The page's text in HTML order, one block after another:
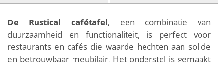
De Rustical cafétafel, een combinatie van
duurzaamheid en functionaliteit, is perfect voor
restaurants en cafés die waarde hechten aan solide
en betrouwbaar meubilair. Het onderstel is gemaakt